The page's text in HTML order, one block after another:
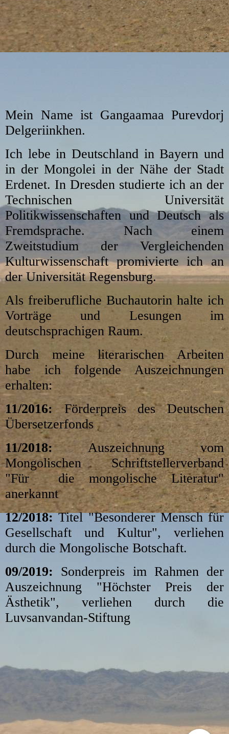
Mein Name ist Gangaamaa Purevdorj
Delgeriinkhen.
Ich lebe in Deutschland in Bayern und
in der Mongolei in der Nähe der Stadt
Erdenet. In Dresden studierte ich an der
Technischen Universität
Politikwissenschaften und Deutsch als
Fremdsprache. Nach einem
Zweitstudium der Vergleichenden
Kulturwissenschaft promivierte ich an
der Universität Regensburg.
Als freiberufliche Buchautorin halte ich
Vorträge und Lesungen im
deutschsprachigen Raum.
Durch meine literarischen Arbeiten
habe ich folgende Auszeichnungen
erhalten:
11/2016: Förderpreis des Deutschen
Übersetzerfonds
11/2018: Auszeichnungvom
Mongolischen Schriftstellerverband
"Für die mongolische Literatur"
anerkannt
12/2018:Titel "Besonderer Mensch für
Gesellschaft und Kultur", verliehen
durch die Mongolische Botschaft.
09/2019: Sonderpreis im Rahmen der
Auszeichnung "Höchster Preis der
Ästhetik", verliehen durch die
Luvsanvandan-Stiftung